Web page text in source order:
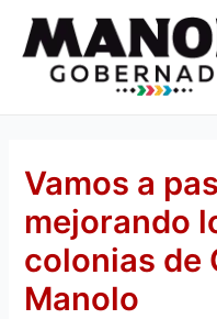
contenido
Vamos a
mejorando
colonias de
Manolo
de
entradas